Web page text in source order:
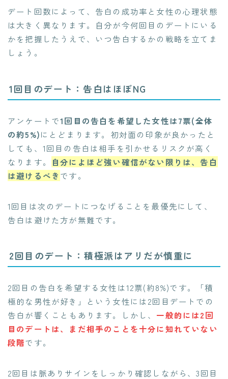
デート回数によって、告白の成功率と女性の心理状態
は大きく異なります。自分が今何回目のデートにいる
かを把握したうえで、いつ告白するかの戦略を立てま
しょう。
1回目のデート：告白はほぼNG
アンケートで1回目の告白を希望した女性は7票(全体
の約5%)にとどまります。初対面の印象が良かったと
しても、1回目の告白は相手を引かせるリスクが高く
なります。
自分によほど強い確信がない限りは、告白
は避けるべき です。
1回目は次のデートにつなげることを最優先にして、
告白は避けた方が無難です。
2回目のデート：積極派はアリだが慎重に
2回目の告白を希望する女性は12票(約8%)です。「積
極的な男性が好き」という女性には2回目デートでの
告白が響くこともあります。しかし、 一般的には2回
目のデートは、まだ相手のことを十分に知れていない
段階です。
2回目は脈ありサインをしっかり確認しながら、3回目